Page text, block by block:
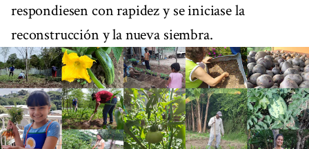
respondiesen con rapidez y se iniciase la
reconstrucción y la nueva siembra.